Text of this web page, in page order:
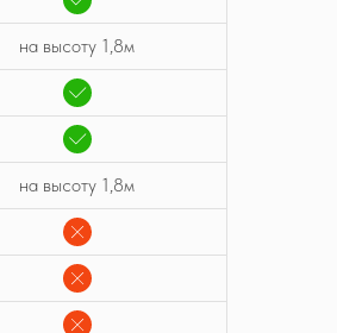
на высоту 1,8м
на высоту 1,8м